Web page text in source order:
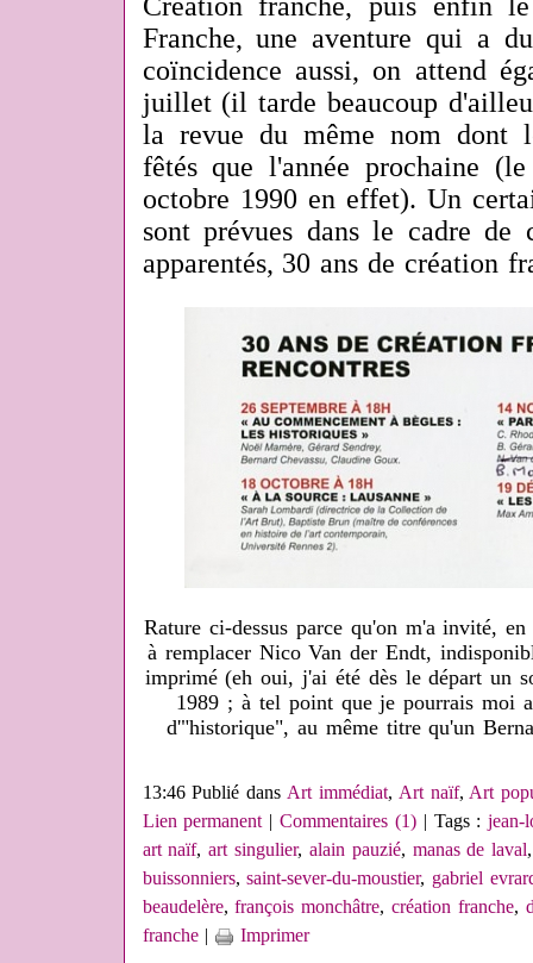
Création franche, puis enfin
Franche, une aventure qui a
coïncidence aussi, on attend
juillet (il tarde beaucoup
la revue du même nom dont
fêtés que l'année prochaine
octobre 1990 en effet). Un
sont prévues dans le cadre
apparentés, 30 ans de création
Rature ci-dessus parce qu'on m'a invité,
à remplacer Nico Van der Endt,
imprimé (eh oui, j'ai été dès le départ un
1989 ; à tel point que je pourrais moi
d'"historique", au même titre qu'un
13:46 Publié dansArt immédiat, Art naïf,Art
Lien permanent|Commentaires (1)| Tags :jean-
art naïf,art singulier, alain pauzié, manas de laval
buissonniers,saint-sever-du-moustier, gabriel
beaudelère,françois monchâtre,création franche,
franche| Imprimer